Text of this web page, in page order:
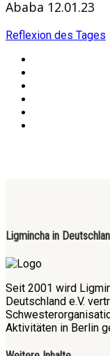
Ababa 12.01.23
Reflexion des Tages
Ligmincha in
Seit 2001 wird
Deutschland e.V.
Aktivitäten in Berlin